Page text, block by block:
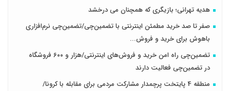
هدیه تهرانی؛ بازیگری که همچنان می درخشد
صفر تا صد خرید مطمئن اینترنتی با تضمین‌چی/تضمین‌چی نرم‌افزاری
باهوش برای خرید و فروش‌...
تضمین‌چی راه امن خرید و فروش‌های اینترنتی/هزار و ۶۰۰ فروشگاه
در تضمین‌چی فعالیت دارند
منطقه 4 پایتخت پرچمدار مشارکت مردمی برای مقابله با کرونا/